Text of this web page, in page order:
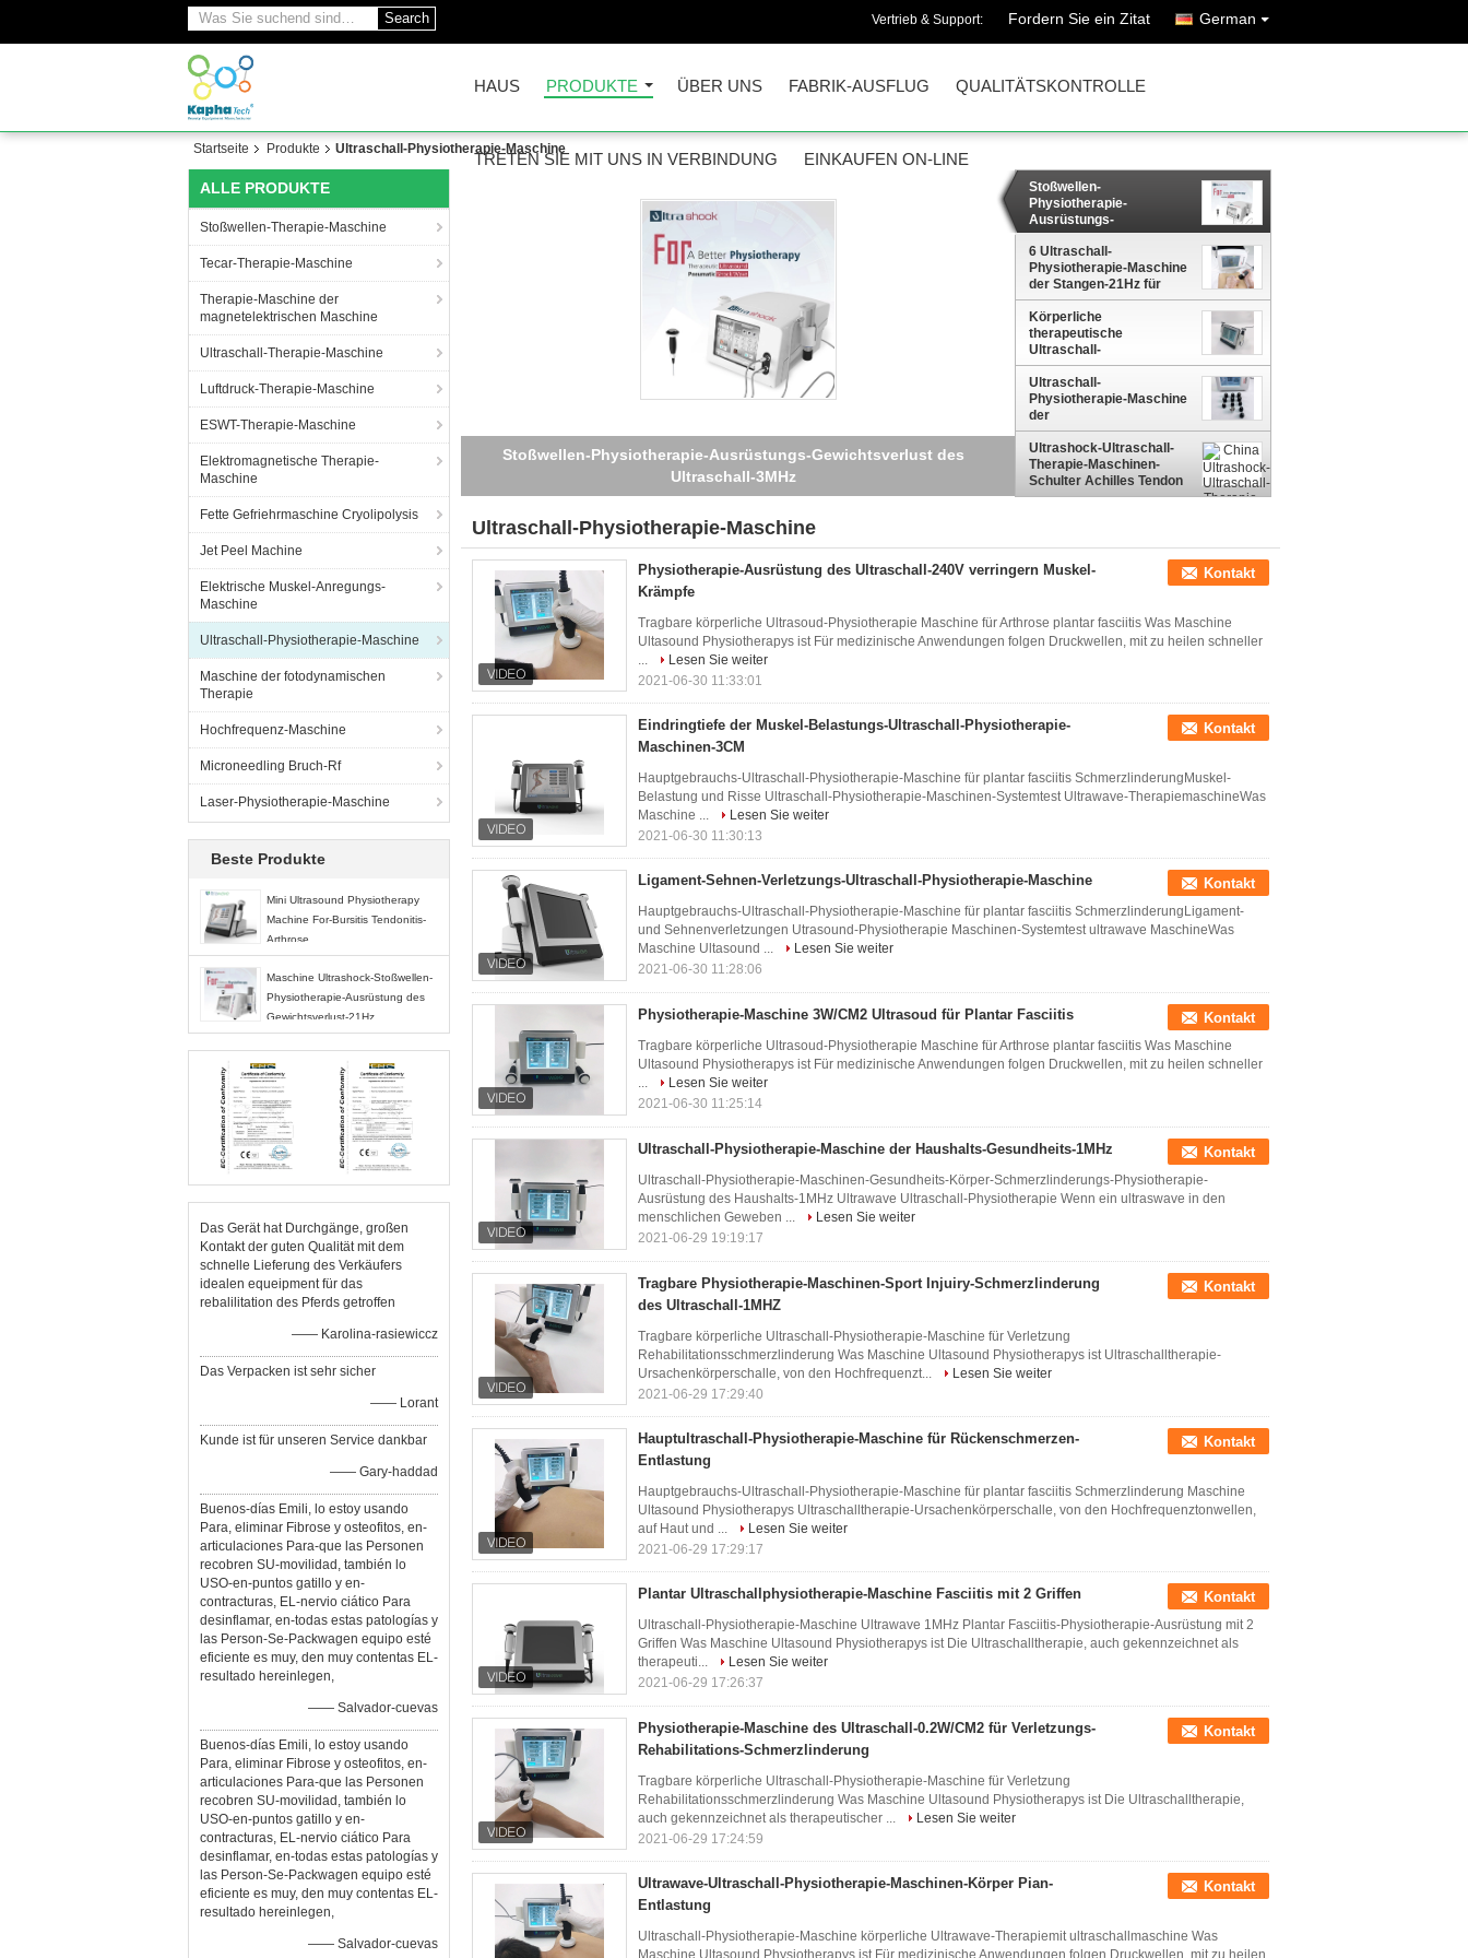
Search Vertrieb & Support: Fordern Sie ein Zitat German
HAUS PRODUKTE ÜBER UNS FABRIK-AUSFLUG QUALITÄTSKONTROLLE
TRETEN SIE MIT UNS IN VERBINDUNG EINKAUFEN ON-LINE
Startseite Produkte Ultraschall-Physiotherapie-Maschine
ALLE PRODUKTE
Stoßwellen-Therapie-Maschine
Tecar-Therapie-Maschine
Therapie-Maschine der
magnetelektrischen Maschine
Ultraschall-Therapie-Maschine
Luftdruck-Therapie-Maschine
ESWT-Therapie-Maschine
Elektromagnetische Therapie-
Maschine
Fette Gefriehrmaschine Cryolipolysis
Jet Peel Machine
Elektrische Muskel-Anregungs-
Maschine
Ultraschall-Physiotherapie-Maschine
Maschine der fotodynamischen
Therapie
Hochfrequenz-Maschine
Microneedling Bruch-Rf
Laser-Physiotherapie-Maschine
Beste Produkte
Mini Ultrasound Physiotherapy
Machine For-Bursitis Tendonitis-
Arthrose
Maschine Ultrashock-Stoßwellen-
Physiotherapie-Ausrüstung des
Gewichtsverlust-21Hz
Das Gerät hat Durchgänge, großen
Kontakt der guten Qualität mit dem
schnelle Lieferung des Verkäufers
idealen equeipment für das
rebalilitation des Pferds getroffen
—— Karolina-rasiewiccz
Das Verpacken ist sehr sicher
—— Lorant
Kunde ist für unseren Service dankbar
—— Gary-haddad
Buenos-días Emili, lo estoy usando
Para, eliminar Fibrose y osteofitos, en-
articulaciones Para-que las Personen
recobren SU-movilidad, también lo
USO-en-puntos gatillo y en-
contracturas, EL-nervio ciático Para
desinflamar, en-todas estas patologías y
las Person-Se-Packwagen equipo esté
eficiente es muy, den muy contentas EL-
resultado hereinlegen,
—— Salvador-cuevas
Buenos-días Emili, lo estoy usando
Para, eliminar Fibrose y osteofitos, en-
articulaciones Para-que las Personen
recobren SU-movilidad, también lo
USO-en-puntos gatillo y en-
contracturas, EL-nervio ciático Para
desinflamar, en-todas estas patologías y
las Person-Se-Packwagen equipo esté
eficiente es muy, den muy contentas EL-
resultado hereinlegen,
—— Salvador-cuevas
6 Ultraschall-Physiotherapie-Maschine der Stangen-21Hz für
Rehabilitation Plantar Fasciitis Behandlung
Stoßwellen-
Physiotherapie-
Ausrüstungs-
Gewichtsverlust des
Ultraschall-3MHz
6 Ultraschall-
Physiotherapie-Maschine
der Stangen-21Hz für
Rehabilitation Plantar
Fasciitis Behandlung
Körperliche
therapeutische
Ultraschall-
Physiotherapie-
Hauptmaschine für
Körper-Schmerzlinderung
Ultraschall-
Physiotherapie-Maschine
der
Lymphentwässerungs-6
der Stangen-21Hz
Ultrashock-Ultraschall-
Therapie-Maschinen-
Schulter Achilles Tendon
Ultraschall-Physiotherapie-Maschine
Physiotherapie-Ausrüstung des Ultraschall-240V verringern Muskel-
Krämpfe
Kontakt
Tragbare körperliche Ultrasoud-Physiotherapie Maschine für Arthrose plantar fasciitis Was Maschine
Ultasound Physiotherapys ist Für medizinische Anwendungen folgen Druckwellen, mit zu heilen schneller
...
Lesen Sie weiter
2021-06-30 11:33:01
Eindringtiefe der Muskel-Belastungs-Ultraschall-Physiotherapie-
Maschinen-3CM
Kontakt
Hauptgebrauchs-Ultraschall-Physiotherapie-Maschine für plantar fasciitis SchmerzlinderungMuskel-
Belastung und Risse Ultraschall-Physiotherapie-Maschinen-Systemtest Ultrawave-TherapiemaschineWas
Maschine ...
Lesen Sie weiter
2021-06-30 11:30:13
Ligament-Sehnen-Verletzungs-Ultraschall-Physiotherapie-Maschine Kontakt
Hauptgebrauchs-Ultraschall-Physiotherapie-Maschine für plantar fasciitis SchmerzlinderungLigament-
und Sehnenverletzungen Utrasound-Physiotherapie Maschinen-Systemtest ultrawave MaschineWas
Maschine Ultasound ...
Lesen Sie weiter
2021-06-30 11:28:06
Physiotherapie-Maschine 3W/CM2 Ultrasoud für Plantar Fasciitis Kontakt
Tragbare körperliche Ultrasoud-Physiotherapie Maschine für Arthrose plantar fasciitis Was Maschine
Ultasound Physiotherapys ist Für medizinische Anwendungen folgen Druckwellen, mit zu heilen schneller
...
Lesen Sie weiter
2021-06-30 11:25:14
Ultraschall-Physiotherapie-Maschine der Haushalts-Gesundheits-1MHz Kontakt
Ultraschall-Physiotherapie-Maschinen-Gesundheits-Körper-Schmerzlinderungs-Physiotherapie-
Ausrüstung des Haushalts-1MHz Ultrawave Ultraschall-Physiotherapie Wenn ein ultraswave in den
menschlichen Geweben ...
Lesen Sie weiter
2021-06-29 19:19:17
Tragbare Physiotherapie-Maschinen-Sport Injuiry-Schmerzlinderung
des Ultraschall-1MHZ
Kontakt
Tragbare körperliche Ultraschall-Physiotherapie-Maschine für Verletzung
Rehabilitationsschmerzlinderung Was Maschine Ultasound Physiotherapys ist Ultraschalltherapie-
Ursachenkörperschalle, von den Hochfrequenzt...
Lesen Sie weiter
2021-06-29 17:29:40
Hauptultraschall-Physiotherapie-Maschine für Rückenschmerzen-
Entlastung
Kontakt
Hauptgebrauchs-Ultraschall-Physiotherapie-Maschine für plantar fasciitis Schmerzlinderung Maschine
Ultasound Physiotherapys Ultraschalltherapie-Ursachenkörperschalle, von den Hochfrequenztonwellen,
auf Haut und ...
Lesen Sie weiter
2021-06-29 17:29:17
Plantar Ultraschallphysiotherapie-Maschine Fasciitis mit 2 Griffen Kontakt
Ultraschall-Physiotherapie-Maschine Ultrawave 1MHz Plantar Fasciitis-Physiotherapie-Ausrüstung mit 2
Griffen Was Maschine Ultasound Physiotherapys ist Die Ultraschalltherapie, auch gekennzeichnet als
therapeuti...
Lesen Sie weiter
2021-06-29 17:26:37
Physiotherapie-Maschine des Ultraschall-0.2W/CM2 für Verletzungs-
Rehabilitations-Schmerzlinderung
Kontakt
Tragbare körperliche Ultraschall-Physiotherapie-Maschine für Verletzung
Rehabilitationsschmerzlinderung Was Maschine Ultasound Physiotherapys ist Die Ultraschalltherapie,
auch gekennzeichnet als therapeutischer ...
Lesen Sie weiter
2021-06-29 17:24:59
Ultrawave-Ultraschall-Physiotherapie-Maschinen-Körper Pian-
Entlastung
Kontakt
Ultraschall-Physiotherapie-Maschine körperliche Ultrawave-Therapiemit ultraschallmaschine Was
Maschine Ultasound Physiotherapys ist Für medizinische Anwendungen folgen Druckwellen, mit zu heilen